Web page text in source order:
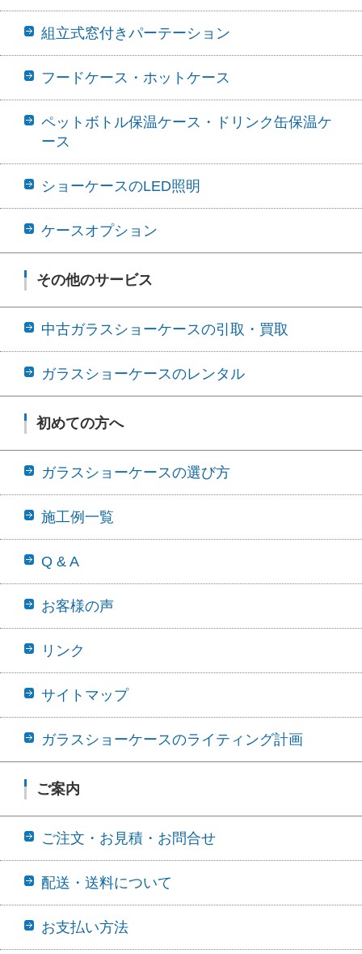
組立式窓付きパーテーション
フードケース・ホットケース
ペットボトル保温ケース・ドリンク缶保温ケ
ース
ショーケースのLED照明
ケースオプション
その他のサービス
中古ガラスショーケースの引取・買取
ガラスショーケースのレンタル
初めての方へ
ガラスショーケースの選び方
施工例一覧
Q & A
お客様の声
リンク
サイトマップ
ガラスショーケースのライティング計画
ご案内
ご注文・お見積・お問合せ
配送・送料について
お支払い方法